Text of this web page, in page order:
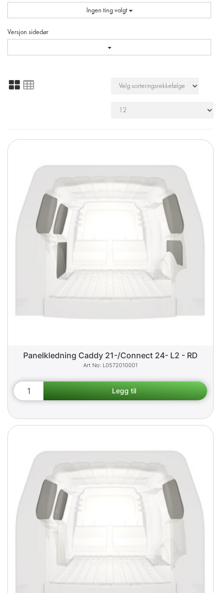
Ingen ting valgt
Versjon sidedør
Panelkledning Caddy 21-/Connect 24- L2 - RD
L0572010001